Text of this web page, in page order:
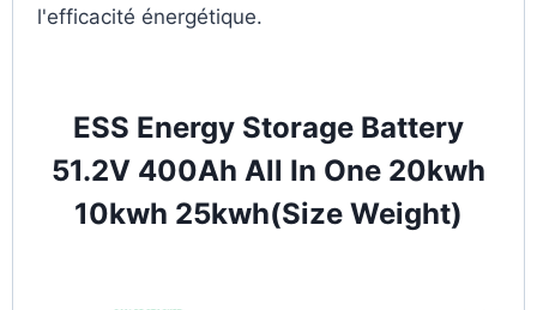
l'efficacité énergétique.
ESS Energy Storage Battery
51.2V 400Ah All In One 20kwh
10kwh 25kwh(Size Weight)